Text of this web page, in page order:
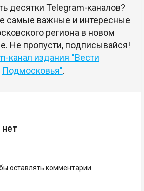
десятки Telegram-каналов?
самые важные и интересные
региона в новом
Не пропусти, подписывайся!
канал издания "Вести
Подмосковья".
оставлять комментарии